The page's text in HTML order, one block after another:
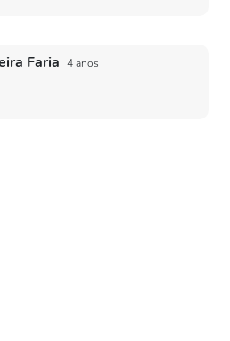
Faria 4 anos